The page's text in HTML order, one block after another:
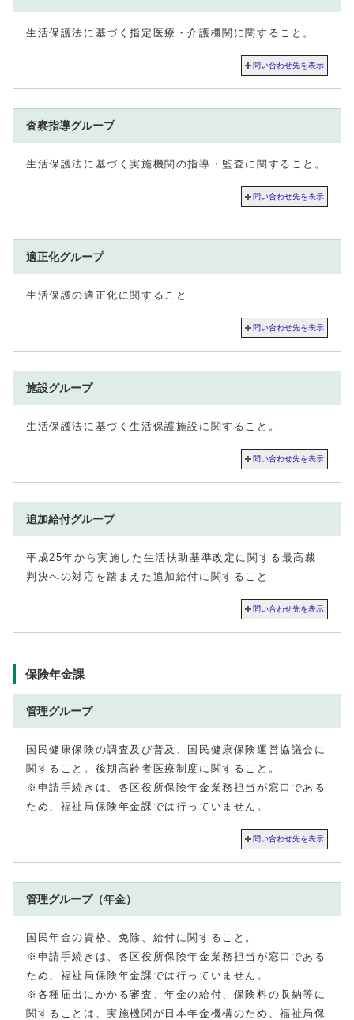
生活保護法に基づく指定医療・介護機関に関すること。
問い合わせ先を表示
査察指導グループ
生活保護法に基づく実施機関の指導・監査に関すること。
問い合わせ先を表示
適正化グループ
生活保護の適正化に関すること
問い合わせ先を表示
施設グループ
生活保護法に基づく生活保護施設に関すること。
問い合わせ先を表示
追加給付グループ
平成25年から実施した生活扶助基準改定に関する最高裁
判決への対応を踏まえた追加給付に関すること
問い合わせ先を表示
保険年金課
管理グループ
国民健康保険の調査及び普及、国民健康保険運営協議会に
関すること。後期高齢者医療制度に関すること。
※申請手続きは、各区役所保険年金業務担当が窓口である
ため、福祉局保険年金課では行っていません。
問い合わせ先を表示
管理グループ（年金）
国民年金の資格、免除、給付に関すること。
※申請手続きは、各区役所保険年金業務担当が窓口である
ため、福祉局保険年金課では行っていません。
※各種届出にかかる審査、年金の給付、保険料の収納等に
関することは、実施機関が日本年金機構のため、福祉局保